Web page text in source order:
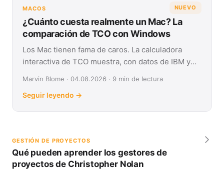
NUEVO
MACOS
¿Cuánto cuesta realmente un Mac? La
comparación de TCO con Windows
Los Mac tienen fama de caros. La calculadora
interactiva de TCO muestra, con datos de IBM y
Marvin Blome · 04.08.2026 · 9 min de lectura
Seguir leyendo →
GESTIÓN DE PROYECTOS
Qué pueden aprender los gestores de
proyectos de Christopher Nolan